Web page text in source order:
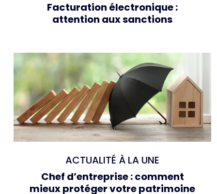
Facturation électronique :
attention aux sanctions
ACTUALITÉ À LA UNE
Chef d’entreprise : comment
mieux protéger votre patrimoine